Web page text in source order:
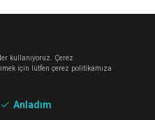
Kulübü
kullanıyoruz. Çerez
için lütfen çerez politikamıza
Anladım